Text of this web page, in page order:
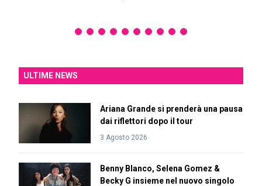
ULTIME NEWS
Ariana Grande si prenderà una pausa
dai riflettori dopo il tour
3 Agosto 2026
Benny Blanco, Selena Gomez &
Becky G insieme nel nuovo singolo